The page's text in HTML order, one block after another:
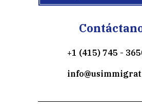
+1 (415) 745 -